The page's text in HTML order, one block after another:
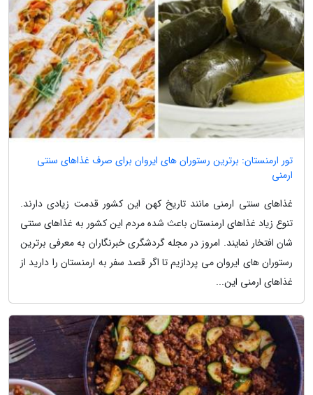
تور ارمنستان: برترین رستوران های ایروان برای صرف غذاهای سنتی
ارمنی
غذاهای سنتی ارمنی مانند تاریخ کهن این کشور قدمت زیادی دارند.
تنوع زیاد غذاهای ارمنستان باعث شده مردم این کشور به غذاهای سنتی
شان افتخار نمایند. امروز در مجله گردشگری خبرنگاران به معرفی برترین
رستوران های ایروان می پردازیم تا اگر قصد سفر به ارمنستان را دارید از
غذاهای ارمنی این...